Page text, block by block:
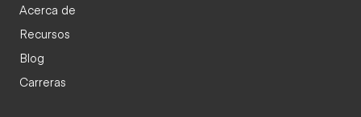
Acerca de
Recursos
Blog
Carreras